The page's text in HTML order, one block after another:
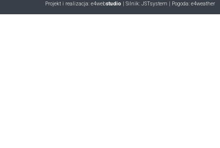
Projekt i realizacja: e4webstudio | Silnik: JSTsystem | Pogoda: e4weather